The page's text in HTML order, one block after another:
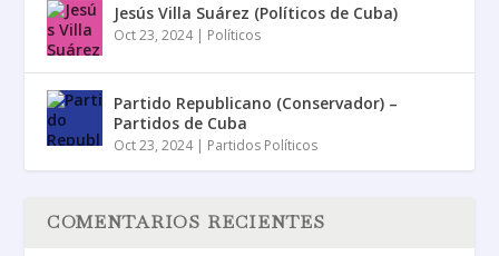
Jesús Villa Suárez (Políticos de Cuba)
Oct 23, 2024| Políticos
Partido Republicano (Conservador) –
Partidos de Cuba
Oct 23, 2024| Partidos Políticos
COMENTARIOS RECIENTES